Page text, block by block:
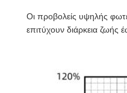
Οι προβολείς υψηλής
επιτύχουν διάρκεια ζωής